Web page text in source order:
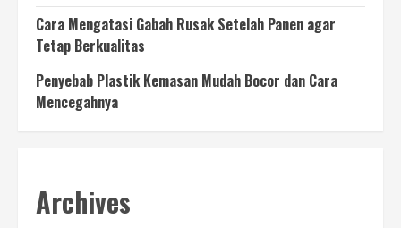
Cara Mengatasi Gabah Rusak Setelah Panen agar
Tetap Berkualitas
Penyebab Plastik Kemasan Mudah Bocor dan Cara
Mencegahnya
Archives